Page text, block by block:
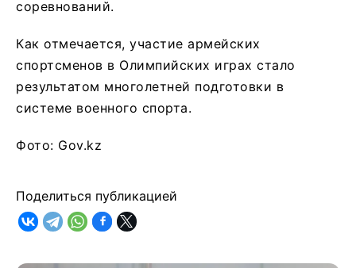
соревнований.
Как отмечается, участие армейских
спортсменов в Олимпийских играх стало
результатом многолетней подготовки в
системе военного спорта.
Фото: Gov.kz
Поделиться публикацией